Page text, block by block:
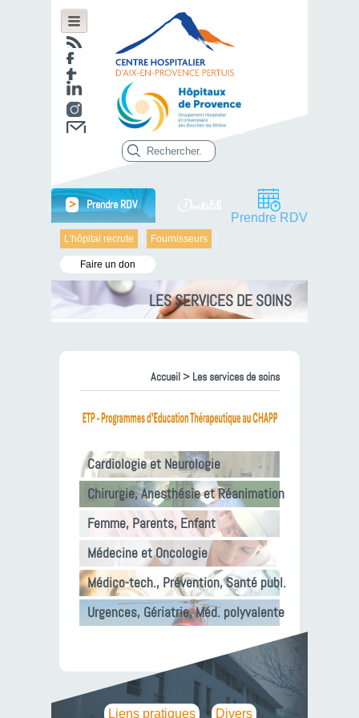
L’hôpital recrute Fournisseurs
Faire un don
> Prendre RDV
Prendre RDV
LES SERVICES DE SOINS
Accueil> Les services de soins
Cardiologie et Neurologie
Chirurgie, Anesthésie et Réanimation
Femme, Parents, Enfant
Médecine et Oncologie
Médico-tech., Prévention, Santé publ.
Urgences, Gériatrie, Méd. polyvalente
Liens pratiques Divers